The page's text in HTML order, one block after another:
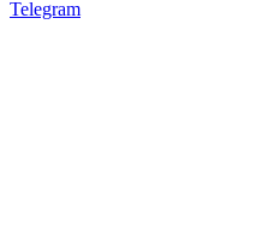
Telegram